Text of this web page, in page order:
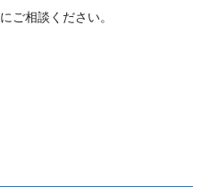
ご相談ください。